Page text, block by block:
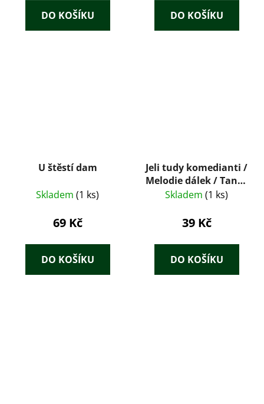
DO KOŠÍKU DO KOŠÍKU
U štěstí dam
Skladem (1 ks)
69 Kč
DO KOŠÍKU
Jeli tudy komedianti /
Melodie dálek / Tanec
kolem šibenice
Skladem (1 ks)
39 Kč
DO KOŠÍKU